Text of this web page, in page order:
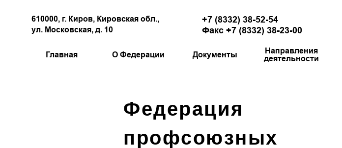
610000, г. Киров, Кировская обл.,
ул. Московская, д. 10
+7 (8332) 38-52-54
Факс +7 (8332) 38-23-00
Главная О Федерации Документы
Направления
деятельности
Федерация
профсоюзных